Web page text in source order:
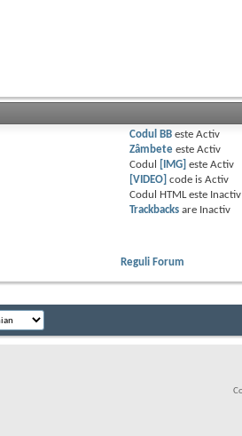
Codul BB esteActiv
Zâmbete esteActiv
Codul
[IMG] esteActiv
[VIDEO] code isActiv
Codul HTML este Inactiv
Trackbacks are Inactiv
Reguli Forum